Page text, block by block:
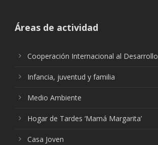
Áreas de actividad
Cooperación Internacional al Desarrollo
Infancia, juventud y familia
Medio Ambiente
Hogar de Tardes ‘Mamá Margarita’
Casa Joven